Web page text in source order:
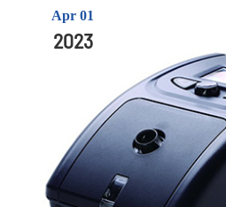
Apr 01
2023